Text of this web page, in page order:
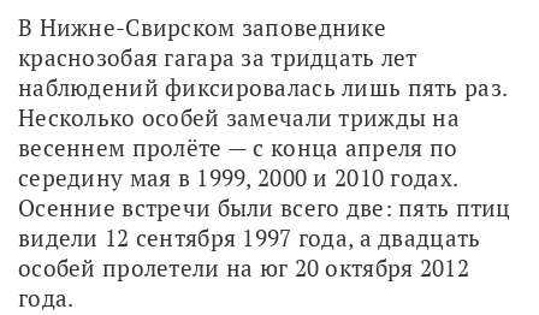
В Нижне-Свирском заповеднике
краснозобая гагара за тридцать лет
наблюдений фиксировалась лишь пять раз.
Несколько особей замечали трижды на
весеннем пролёте — с конца апреля по
середину мая в 1999, 2000 и 2010 годах.
Осенние встречи были всего две: пять птиц
видели 12 сентября 1997 года, а двадцать
особей пролетели на юг 20 октября 2012
года.